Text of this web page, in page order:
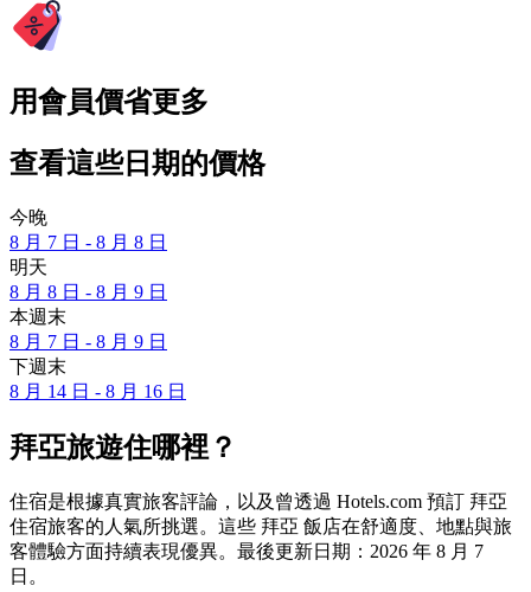
用會員價省更多
查看這些日期的價格
今晚
8 月 7 日 - 8 月 8 日
明天
8 月 8 日 - 8 月 9 日
本週末
8 月 7 日 - 8 月 9 日
下週末
8 月 14 日 - 8 月 16 日
拜亞旅遊住哪裡？
住宿是根據真實旅客評論，以及曾透過 Hotels.com 預訂 拜亞
住宿旅客的人氣所挑選。這些 拜亞 飯店在舒適度、地點與旅
客體驗方面持續表現優異。最後更新日期： 2026 年 8 月 7
日 。